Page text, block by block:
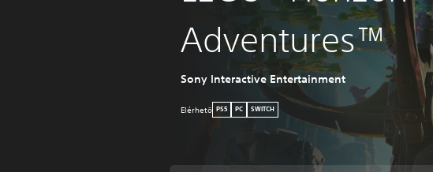
Adventures™
Sony Interactive Entertainment
Elérhetö PS5 PC SWITCH